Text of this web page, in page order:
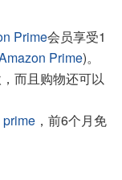
Prime会员享受1
Prime)。
而且购物还可以
，前6个月免